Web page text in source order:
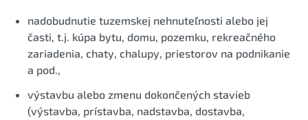
nadobudnutie tuzemskej nehnuteľnosti alebo jej
časti, t.j. kúpa bytu, domu, pozemku, rekreačného
zariadenia, chaty, chalupy, priestorov na podnikanie
a pod.,
výstavbu alebo zmenu dokončených stavieb
(výstavba, prístavba, nadstavba, dostavba,